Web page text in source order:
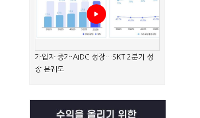
가입자 증가·AIDC 성장…SKT 2분기 성
장 본궤도